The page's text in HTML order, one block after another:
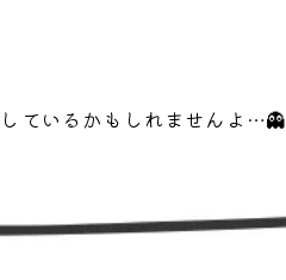
ているかもしれませんよ…👻